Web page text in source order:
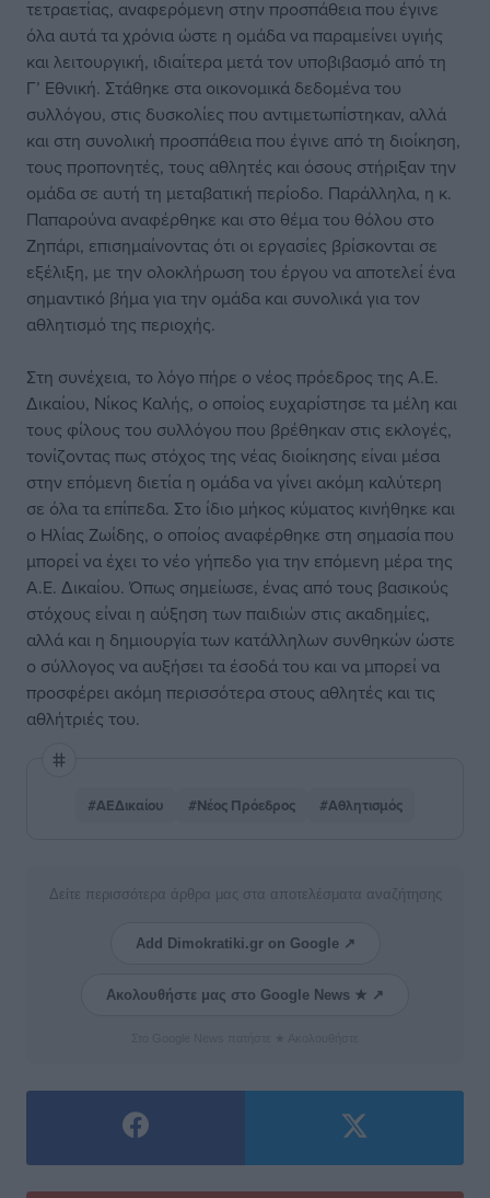
τετραετίας, αναφερόμενη στην προσπάθεια που έγινε
όλα αυτά τα χρόνια ώστε η ομάδα να παραμείνει υγιής
και λειτουργική, ιδιαίτερα μετά τον υποβιβασμό από τη
Γ’ Εθνική. Στάθηκε στα οικονομικά δεδομένα του
συλλόγου, στις δυσκολίες που αντιμετωπίστηκαν, αλλά
και στη συνολική προσπάθεια που έγινε από τη διοίκηση,
τους προπονητές, τους αθλητές και όσους στήριξαν την
ομάδα σε αυτή τη μεταβατική περίοδο. Παράλληλα, η κ.
Παπαρούνα αναφέρθηκε και στο θέμα του θόλου στο
Ζηπάρι, επισημαίνοντας ότι οι εργασίες βρίσκονται σε
εξέλιξη, με την ολοκλήρωση του έργου να αποτελεί ένα
σημαντικό βήμα για την ομάδα και συνολικά για τον
αθλητισμό της περιοχής.
Στη συνέχεια, το λόγο πήρε ο νέος πρόεδρος της Α.Ε.
Δικαίου, Νίκος Καλής, ο οποίος ευχαρίστησε τα μέλη και
τους φίλους του συλλόγου που βρέθηκαν στις εκλογές,
τονίζοντας πως στόχος της νέας διοίκησης είναι μέσα
στην επόμενη διετία η ομάδα να γίνει ακόμη καλύτερη
σε όλα τα επίπεδα. Στο ίδιο μήκος κύματος κινήθηκε και
ο Ηλίας Ζωίδης, ο οποίος αναφέρθηκε στη σημασία που
μπορεί να έχει το νέο γήπεδο για την επόμενη μέρα της
Α.Ε. Δικαίου. Όπως σημείωσε, ένας από τους βασικούς
στόχους είναι η αύξηση των παιδιών στις ακαδημίες,
αλλά και η δημιουργία των κατάλληλων συνθηκών ώστε
ο σύλλογος να αυξήσει τα έσοδά του και να μπορεί να
προσφέρει ακόμη περισσότερα στους αθλητές και τις
αθλήτριές του.
#ΑΕΔικαίου #Νέος Πρόεδρος #Αθλητισμός
Δείτε περισσότερα άρθρα μας στα αποτελέσματα αναζήτησης
Add Dimokratiki.gr on Google ↗
Ακολουθήστε μας στο Google News ★ ↗